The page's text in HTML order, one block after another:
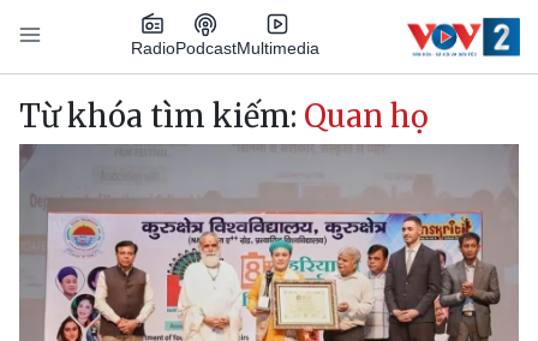
Nhảy đến nội dung
RadioPodcastMultimedia
Main navigation
Từ khóa tìm kiếm: Quan họ